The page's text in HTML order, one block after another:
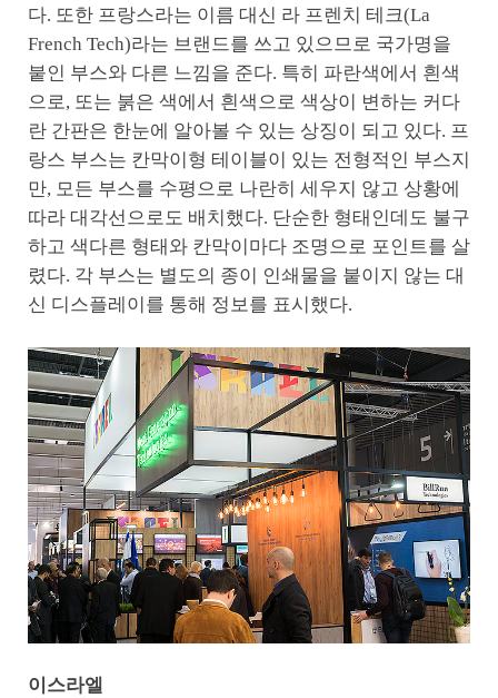
다. 또한 프랑스라는 이름 대신 라 프렌치 테크(La
French Tech)라는 브랜드를 쓰고 있으므로 국가명을
붙인 부스와 다른 느낌을 준다. 특히 파란색에서 흰색
으로, 또는 붉은 색에서 흰색으로 색상이 변하는 커다
란 간판은 한눈에 알아볼 수 있는 상징이 되고 있다. 프
랑스 부스는 칸막이형 테이블이 있는 전형적인 부스지
만, 모든 부스를 수평으로 나란히 세우지 않고 상황에
따라 대각선으로도 배치했다. 단순한 형태인데도 불구
하고 색다른 형태와 칸막이마다 조명으로 포인트를 살
렸다. 각 부스는 별도의 종이 인쇄물을 붙이지 않는 대
신 디스플레이를 통해 정보를 표시했다.
이스라엘